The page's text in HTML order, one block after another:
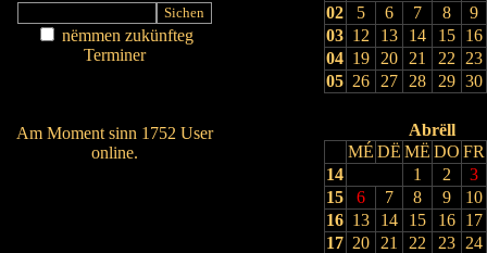
nëmmen zukünfteg
Terminer
Am Moment sinn 1752 User
online.
02
5 6 7 8
9
03 12 13 14 15
16
04 19 20 21 22
23
05 26 27 28 29 30
Abrëll
MÉ DË MË DO FR
14
1 2
3
15
6 7 8 9
10
16 13 14 15 16
17
17 20 21 22 23
24